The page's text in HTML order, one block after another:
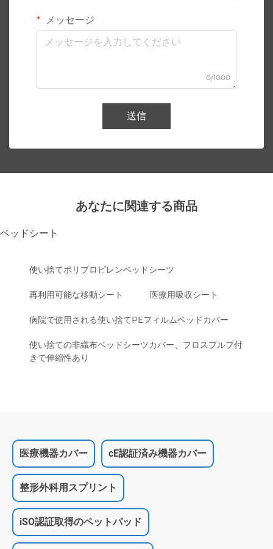
メッセージ
0/1000
送信
あなたに関連する商品
ベッドシート
使い捨てポリプロピレンベッドシーツ
再利用可能な移動シート 医療用吸収シート
病院で使用される使い捨てPEフィルムベッドカバー
使い捨ての非織布ベッドシーツカバー、フロスプルプ付
きで伸縮性あり
医療機器カバー cE認証済み機器カバー
整形外科用スプリント
iSO認証取得のペットパッド